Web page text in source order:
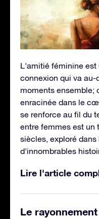
L'amitié féminine est
connexion qui va au-
moments ensemble;
enracinée dans le
se renforce au fil du
entre femmes est un
siècles, exploré
d'innombrables
Lire l'article
Le